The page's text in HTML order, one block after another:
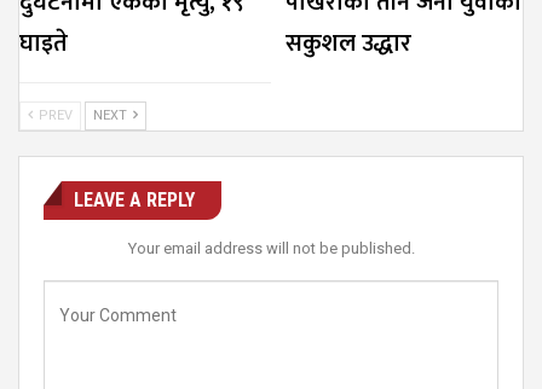
घाइते
सकुशल उद्धार
PREV NEXT
LEAVE A REPLY
Your email address will not be published.